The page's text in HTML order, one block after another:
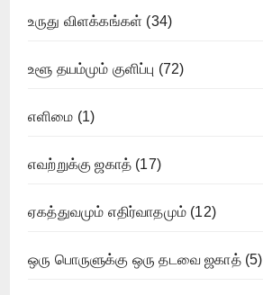
உருது விளக்கங்கள் (34)
உளூ தயம்மும் குளிப்பு (72)
எளிமை (1)
எவற்றுக்கு ஜகாத் (17)
ஏகத்துவமும் எதிர்வாதமும் (12)
ஒரு பொருளுக்கு ஒரு தடவை ஜகாத்(5)